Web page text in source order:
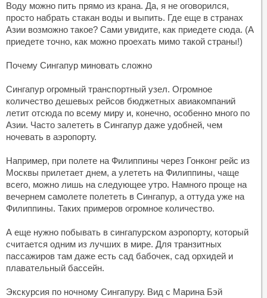
Воду можно пить прямо из крана. Да, я не оговорился,
просто набрать стакан воды и выпить. Где еще в странах
Азии возможно такое? Сами увидите, как приедете сюда. (А
приедете точно, как можно проехать мимо такой страны!)
Почему Сингапур миновать сложно
Сингапур огромный транспортный узел. Огромное
количество дешевых рейсов бюджетных авиакомпаний
летит отсюда по всему миру и, конечно, особенно много по
Азии. Часто залететь в Сингапур даже удобней, чем
ночевать в аэропорту.
Например, при полете на Филиппины через Гонконг рейс из
Москвы прилетает днем, а улететь на Филиппины, чаще
всего, можно лишь на следующее утро. Намного проще на
вечернем самолете полететь в Сингапур, а оттуда уже на
Филиппины. Таких примеров огромное количество.
А еще нужно побывать в сингапурском аэропорту, который
считается одним из лучших в мире. Для транзитных
пассажиров там даже есть сад бабочек, сад орхидей и
плавательный бассейн.
Экскурсия по ночному Сингапуру. Вид с Марина Бэй